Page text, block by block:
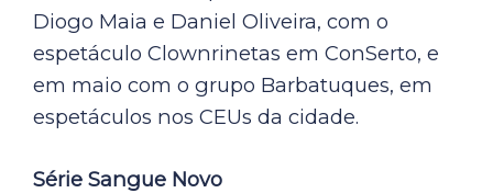
Diogo Maia e Daniel Oliveira, com o
espetáculo Clownrinetas em ConSerto, e
em maio com o grupo Barbatuques, em
espetáculos nos CEUs da cidade.
Série Sangue Novo